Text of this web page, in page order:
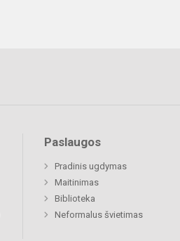
Paslaugos
Pradinis ugdymas
Maitinimas
Biblioteka
Neformalus švietimas